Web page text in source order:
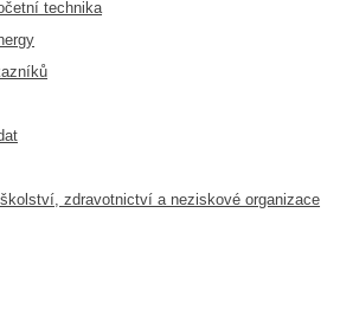
technika
zdravotnictví a neziskové organizace